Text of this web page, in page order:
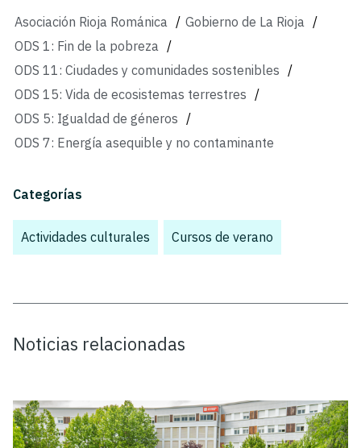
Asociación Rioja Románica / Gobierno de La Rioja /
ODS 1: Fin de la pobreza /
ODS 11: Ciudades y comunidades sostenibles /
ODS 15: Vida de ecosistemas terrestres /
ODS 5: Igualdad de géneros /
ODS 7: Energía asequible y no contaminante
Categorías
Actividades culturales Cursos de verano
Noticias relacionadas